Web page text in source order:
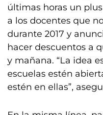
últimas horas un
a los docentes que
durante 2017 y
hacer descuentos a
y mañana. “La idea
escuelas estén
estén en ellas”,